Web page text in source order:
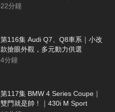
｜1.5T豪華菁英版
22分鐘
第116集 Audi Q7、Q8車系｜小改
款搶眼外觀，多元動力供選
4分鐘
第117集 BMW 4 Series Coupe｜
雙門就是帥！｜430i M Sport